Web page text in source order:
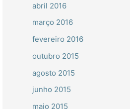
abril 2016
março 2016
fevereiro 2016
outubro 2015
agosto 2015
junho 2015
maio 2015